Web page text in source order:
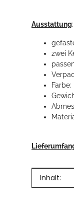
Ausstattung:
zwei
Wert
Inhalt: